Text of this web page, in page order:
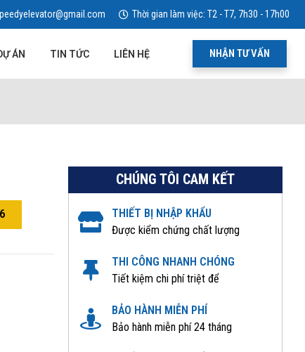
Thời gian làm việc: T2 - T7, 7h30 - 17h00
ÁN TIN TỨC LIÊN HỆ NHẬN TƯ VẤN
CHÚNG TÔI CAM KẾT
THIẾT BỊ NHẬP KHẨU
Được kiểm chứng chất lượng
THI CÔNG NHANH CHÓNG
Tiết kiệm chi phí triệt để
BẢO HÀNH MIỄN PHÍ
Bảo hành miễn phí 24 tháng